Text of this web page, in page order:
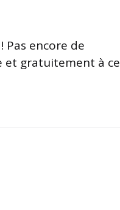
! Pas encore de
et gratuitement à ce